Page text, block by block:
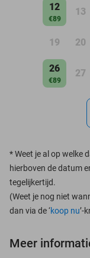
12
€89
13
19 20
26
€89
27
*Weet je al op welke
hierboven de datum
tegelijkertijd.
(Weet je nog niet
dan via de ‘koop nu’-
Meer